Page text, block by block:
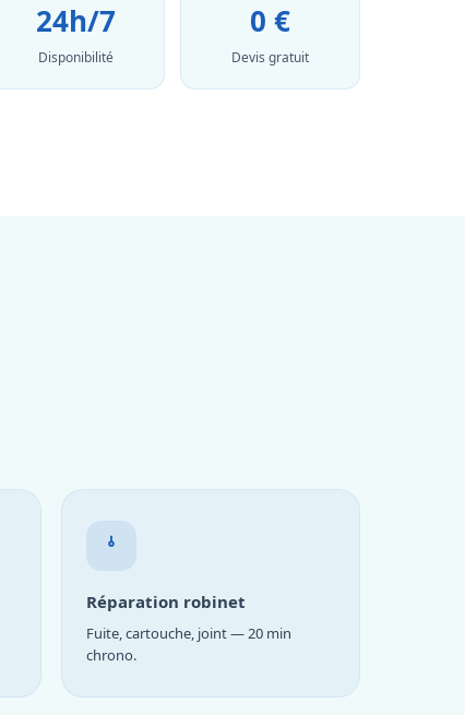
24h/7
Disponibilité
0 €
Devis gratuit
Réparation robinet
Fuite, cartouche, joint — 20 min
chrono.